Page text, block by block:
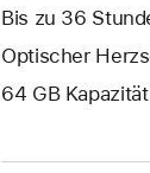
Bis zu 36
Optischer
64 GB Kapazität